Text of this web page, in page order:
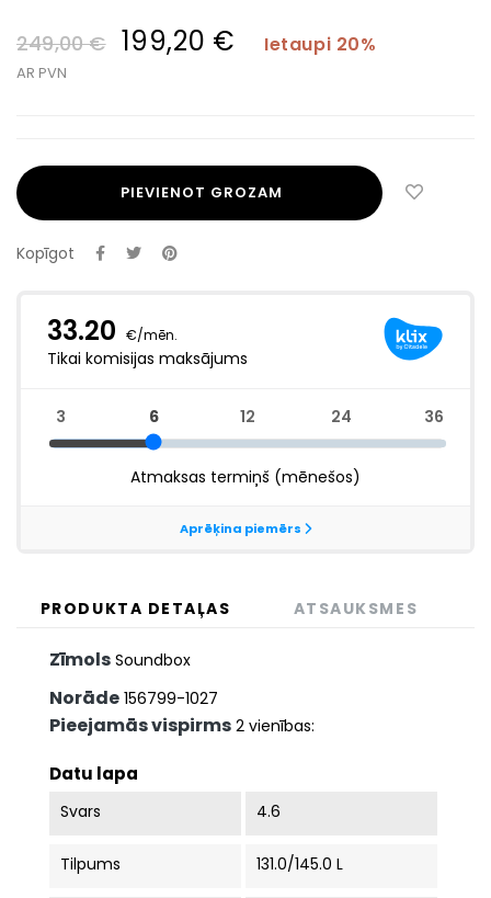
249,00 € 199,20 € Ietaupi 20%
AR PVN
PIEVIENOT GROZAM
Kopīgot
PRODUKTA DETAĻAS ATSAUKSMES
Zīmols Soundbox
Norāde 156799-1027
Pieejamās vispirms 2 vienības:
Datu lapa
Svars 4.6
Tilpums 131.0/145.0 L